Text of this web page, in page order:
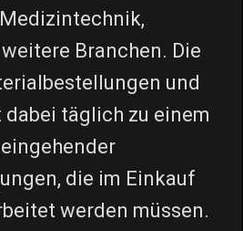
Branchen. Die
und
täglich zu einem
die im Einkauf
werden müssen.